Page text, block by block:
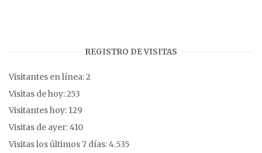
REGISTRO DE VISITAS
Visitantes en línea:2
Visitas de hoy:253
Visitantes hoy: 129
Visitas de ayer:410
Visitas los últimos 7 días:4.535